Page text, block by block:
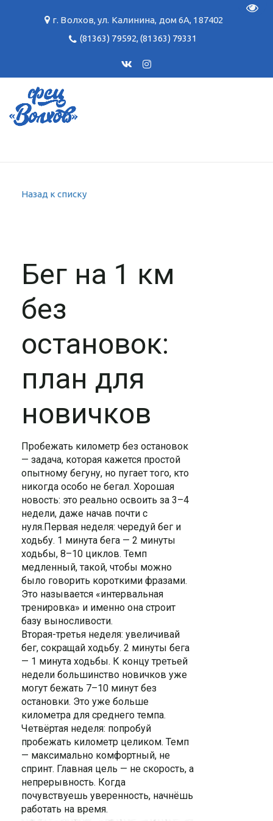
г. Волхов,ул. Калинина, дом 6А, 187402
(81363) 79592,(81363) 79331
Назад к списку
Бег на 1 км
без
остановок:
план для
новичков
Пробежать километр без остановок
— задача, которая кажется простой
опытному бегуну, но пугает того, кто
никогда особо не бегал. Хорошая
новость: это реально освоить за 3–4
недели, даже начав почти с
нуля.Первая неделя: чередуй бег и
ходьбу. 1 минута бега — 2 минуты
ходьбы, 8–10 циклов. Темп
медленный, такой, чтобы можно
было говорить короткими фразами.
Это называется «интервальная
тренировка» и именно она строит
базу выносливости.
Вторая-третья неделя: увеличивай
бег, сокращай ходьбу. 2 минуты бега
— 1 минута ходьбы. К концу третьей
недели большинство новичков уже
могут бежать 7–10 минут без
остановки. Это уже больше
километра для среднего темпа.
Четвёртая неделя: попробуй
пробежать километр целиком. Темп
— максимально комфортный, не
спринт. Главная цель — не скорость, а
непрерывность. Когда
почувствуешь уверенность, начнёшь
работать на время.